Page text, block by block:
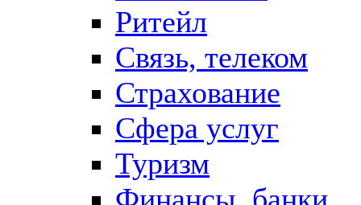
Ритейл
Связь, телеком
Страхование
Сфера услуг
Туризм
Финансы, банки